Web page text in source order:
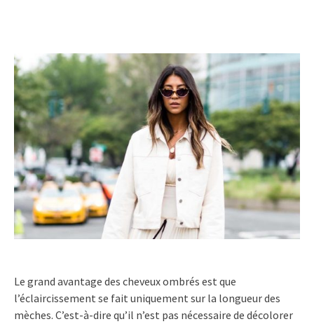
Le grand avantage des cheveux ombrés est que
l’éclaircissement se fait uniquement sur la longueur des
mèches. C’est-à-dire qu’il n’est pas nécessaire de décolorer